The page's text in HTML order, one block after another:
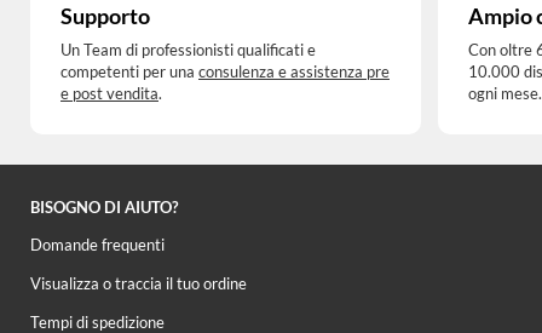
Supporto
Un Team di professionisti qualificati e
competenti per una consulenza e assistenza pre
e post vendita.
Ampio
Con oltre
10.000
ogni mese.
BISOGNO DI AIUTO?
Domande frequenti
Visualizza o traccia il tuo ordine
Tempi di spedizione